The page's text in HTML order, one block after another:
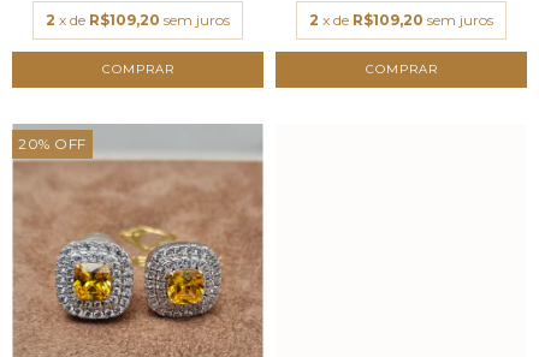
2 x de R$109,20 sem juros 2 x de R$109,20 sem juros
20% OFF